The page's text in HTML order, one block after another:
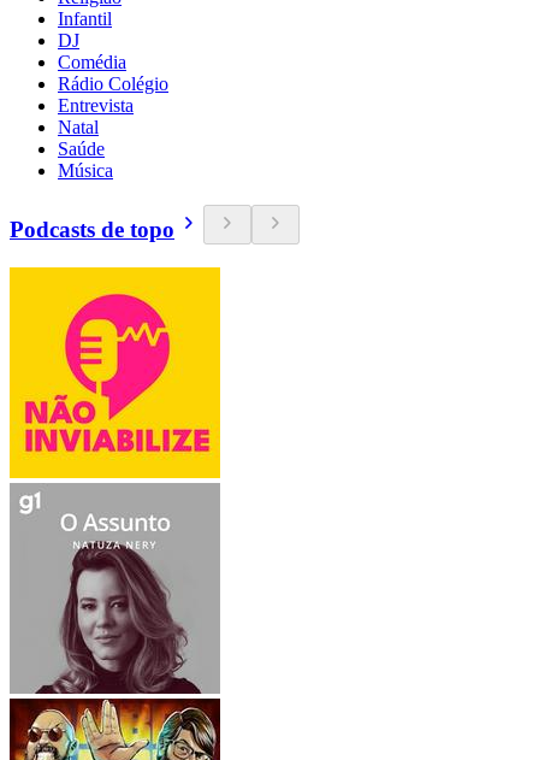
Infantil
DJ
Comédia
Rádio Colégio
Entrevista
Natal
Saúde
Música
Podcasts de topo